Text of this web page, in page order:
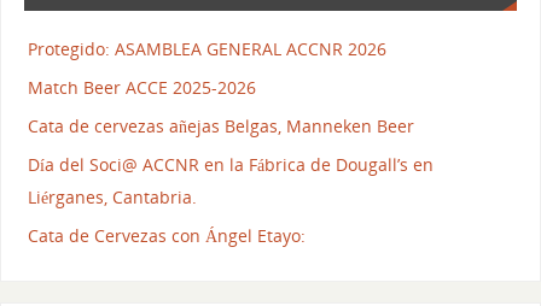
Protegido: ASAMBLEA GENERAL ACCNR 2026
Match Beer ACCE 2025-2026
Cata de cervezas añejas Belgas, Manneken Beer
Día del Soci@ ACCNR en la Fábrica de Dougall’s en
Liérganes, Cantabria.
Cata de Cervezas con Ángel Etayo: